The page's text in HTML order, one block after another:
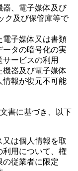
器、電子媒体及び
ク及び保管庫等で
電子媒体又は書類
タの暗号化の実
ービスの利用
器及び電子媒体
情報が復元不可能
書に基づき、以下
は個人情報を取
利用について、権
の従業者に限定